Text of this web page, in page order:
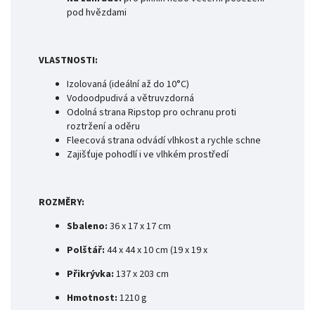
pod hvězdami
VLASTNOSTI:
Izolovaná (ideální až do 10°C)
Vodoodpudivá a větruvzdorná
Odolná strana Ripstop pro ochranu proti
roztržení a oděru
Fleecová strana odvádí vlhkost a rychle schne
Zajišťuje pohodlí i ve vlhkém prostředí
ROZMĚRY:
Sbaleno: 36 x 17 x 17 cm
Polštář: 44 x 44 x 10 cm (19 x 19 x
Přikrývka: 137 x 203 cm
Hmotnost: 1210 g